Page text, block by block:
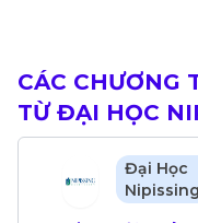
CÁC CHƯƠNG
TỪ ĐẠI HỌC
Đại Học
Nipissing